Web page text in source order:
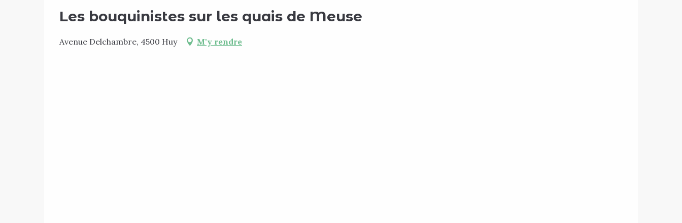
Les bouquinistes sur les quais de Meuse
Avenue Delchambre, 4500 Huy M'y rendre